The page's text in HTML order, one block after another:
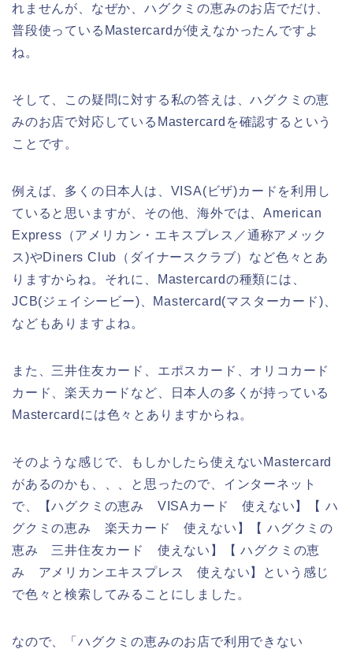
れませんが、なぜか、ハグクミの恵みのお店でだけ、
普段使っているMastercardが使えなかったんですよ
ね。
そして、この疑問に対する私の答えは、ハグクミの恵
みのお店で対応しているMastercardを確認するという
ことです。
例えば、多くの日本人は、VISA(ビザ)カードを利用し
ていると思いますが、その他、海外では、American
Express（アメリカン・エキスプレス／通称アメック
ス)やDiners Club（ダイナースクラブ）など色々とあ
りますからね。それに、Mastercardの種類には、
JCB(ジェイシービー)、Mastercard(マスターカード)、
などもありますよね。
また、三井住友カード、エポスカード、オリコカード
カード、楽天カードなど、日本人の多くが持っている
Mastercardには色々とありますからね。
そのような感じで、もしかしたら使えないMastercard
があるのかも、、、と思ったので、インターネット
で、【ハグクミの恵み VISAカード 使えない】【 ハ
グクミの恵み 楽天カード 使えない】【 ハグクミの
恵み 三井住友カード 使えない】【 ハグクミの恵
み アメリカンエキスプレス 使えない】という感じ
で色々と検索してみることにしました。
なので、「ハグクミの恵みのお店で利用できない